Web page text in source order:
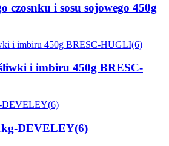
czosnku i sosu sojowego 450g
i imbiru 450g BRESC-
DEVELEY(6)